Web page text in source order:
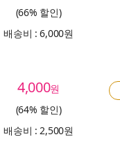
(66% 할인)
배송비 : 6,000원
4,000원
(64% 할인)
배송비 : 2,500원